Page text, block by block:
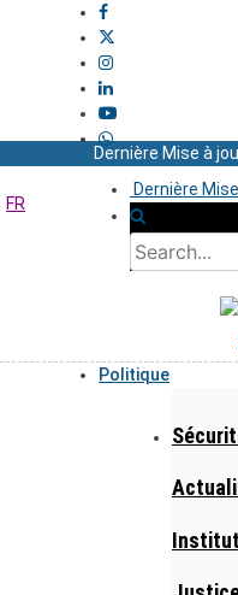
Dernière
Dernière Mise à
FR
Politique